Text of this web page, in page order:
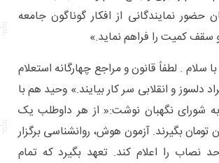
حضور نمایندگانی از افکار گوناگون جامعه
کمیت را فراهم نماید.»
سلام . لطفاً قانون و مراجع چهارگانه استعلام
دلسوز و انقلابی سر کار بیایند.» وحید هم با
شورای نگهبان نوشت:« از هر داوطلب یک
۱۰ میلیون تومان بگیرند. آزمون هوش، روانشناسی برگزار
نصاب را اعلام کند. تعهد بگیرد که تمام